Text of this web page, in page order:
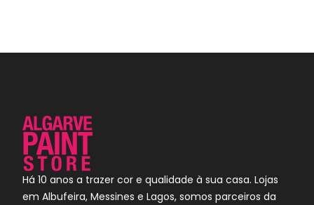
Há 10 anos a trazer cor e qualidade à sua casa. Lojas
em Albufeira, Messines e Lagos, somos parceiros da